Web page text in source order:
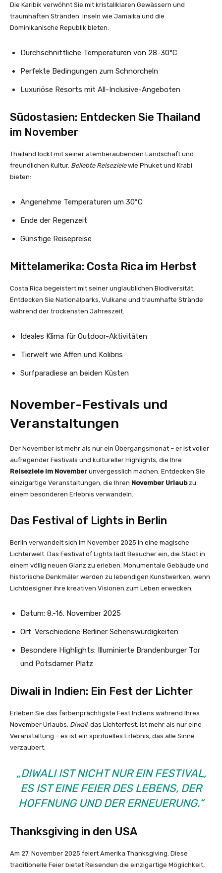
Die Karibik verwöhnt Sie mit kristallklaren Gewässern und
traumhaften Stränden. Inseln wie Jamaika und die
Dominikanische Republik bieten:
Durchschnittliche Temperaturen von 28-30°C
Perfekte Bedingungen zum Schnorcheln
Luxuriöse Resorts mit All-Inclusive-Angeboten
Südostasien: Entdecken Sie Thailand
im November
Thailand lockt mit seiner atemberaubenden Landschaft und
freundlichen Kultur. Beliebte Reisezielewie Phuket und Krabi
bieten:
Angenehme Temperaturen um 30°C
Ende der Regenzeit
Günstige Reisepreise
Mittelamerika: Costa Rica im Herbst
Costa Rica begeistert mit seiner unglaublichen Biodiversität.
Entdecken Sie Nationalparks, Vulkane und traumhafte Strände
während der trockensten Jahreszeit.
Ideales Klima für Outdoor-Aktivitäten
Tierwelt wie Affen und Kolibris
Surfparadiese an beiden Küsten
November-Festivals und
Veranstaltungen
Der November ist mehr als nur ein Übergangsmonat – er ist voller
aufregender Festivals und kultureller Highlights, die Ihre
Reiseziele im November unvergesslich machen. Entdecken Sie
einzigartige Veranstaltungen, die Ihren November Urlaubzu
einem besonderen Erlebnis verwandeln.
Das Festival of Lights in Berlin
Berlin verwandelt sich im November 2025 in eine magische
Lichterwelt. Das Festival of Lights lädt Besucher ein, die Stadt in
einem völlig neuen Glanz zu erleben. Monumentale Gebäude und
historische Denkmäler werden zu lebendigen Kunstwerken, wenn
Lichtdesigner ihre kreativen Visionen zum Leben erwecken.
Datum: 8.-16. November 2025
Ort: Verschiedene Berliner Sehenswürdigkeiten
Besondere Highlights: Illuminierte Brandenburger Tor
und Potsdamer Platz
Diwali in Indien: Ein Fest der Lichter
Erleben Sie das farbenprächtigste Fest Indiens während Ihres
November Urlaubs. Diwali, das Lichterfest, ist mehr als nur eine
Veranstaltung – es ist ein spirituelles Erlebnis, das alle Sinne
verzaubert.
„DIWALI IST NICHT NUR EIN FESTIVAL,
ES IST EINE FEIER DES LEBENS, DER
HOFFNUNG UND DER ERNEUERUNG.“
Thanksgiving in den USA
Am 27. November 2025 feiert Amerika Thanksgiving. Diese
traditionelle Feier bietet Reisenden die einzigartige Möglichkeit,